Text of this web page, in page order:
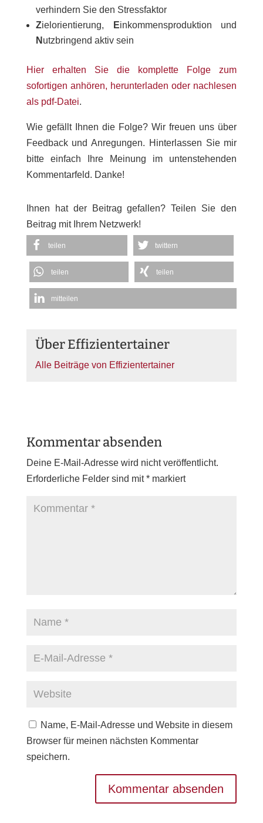
verhindern Sie den Stressfaktor
Zielorientierung, Einkommensproduktion und
N utzbringend aktiv sein
Hier erhalten Sie die komplette Folge zum
sofortigen anhören, herunterladen oder nachlesen
als pdf-Datei.
Wie gefällt Ihnen die Folge? Wir freuen uns über
Feedback und Anregungen. Hinterlassen Sie mir
bitte einfach Ihre Meinung im untenstehenden
Kommentarfeld. Danke!
Ihnen hat der Beitrag gefallen? Teilen Sie den
Beitrag mit Ihrem Netzwerk!
teilen twittern
teilen teilen
mitteilen
Über Effizientertainer
Alle Beiträge von Effizientertainer
Kommentar absenden
Deine E-Mail-Adresse wird nicht veröffentlicht.
Erforderliche Felder sind mit*markiert
Name, E-Mail-Adresse und Website in diesem
Browser für meinen nächsten Kommentar
speichern.